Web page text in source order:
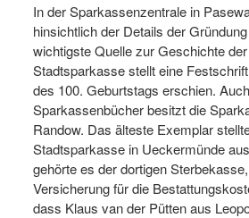
In der Sparkassenzentrale in
hinsichtlich der Details der
wichtigste Quelle zur Geschichte
Stadtsparkasse stellt eine
des 100. Geburtstags erschien.
Sparkassenbücher besitzt die
Randow. Das älteste Exemplar
Stadtsparkasse in Ueckermünde
gehörte es der dortigen
Versicherung für die
dass Klaus van der Pütten aus